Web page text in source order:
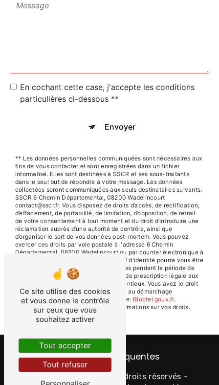
En cochant cette case, j'accepte les conditions
particulières ci-dessous **
Envoyer
** Les données personnelles communiquées sont nécessaires aux
fins de vous contacter et sont enregistrées dans un fichier
informatisé. Elles sont destinées à SSCR et ses sous-traitants
dans le seul but de répondre à votre message. Les données
collectées seront communiquées aux seuls destinataires suivants:
SSCR 6 Chemin Départemental, 08200 Wadelincourt
contact@sscr.fr. Vous disposez de droits d’accès, de rectification,
d’effacement, de portabilité, de limitation, d’opposition, de retrait
de votre consentement à tout moment et du droit d’introduire une
réclamation auprès d’une autorité de contrôle, ainsi que
d’organiser le sort de vos données post-mortem. Vous pouvez
exercer ces droits par voie postale à l'adresse 6 Chemin
Départemental, 08200 Wadelincourt ou par courrier électronique à
l'adresse contact@sscr.fr. Un justificatif d'identité pourra vous être
demandé. Nous conservons vos données pendant la période de
prise de contact puis pendant la durée de prescription légale aux
fins probatoires et de gestion des contentieux. Vous avez le droit
de vous inscrire sur la liste d'opposition au démarchage
téléphonique, disponible à cette adresse: Bloctel.gouv.fr.
Consultez le site cnil.fr pour plus d’informations sur vos droits.
Recherches fréquentes
- 2026 - Tous droits réservés -
Ce site utilise des cookies
et vous donne le contrôle
sur ceux que vous
souhaitez activer
Tout accepter
Tout refuser